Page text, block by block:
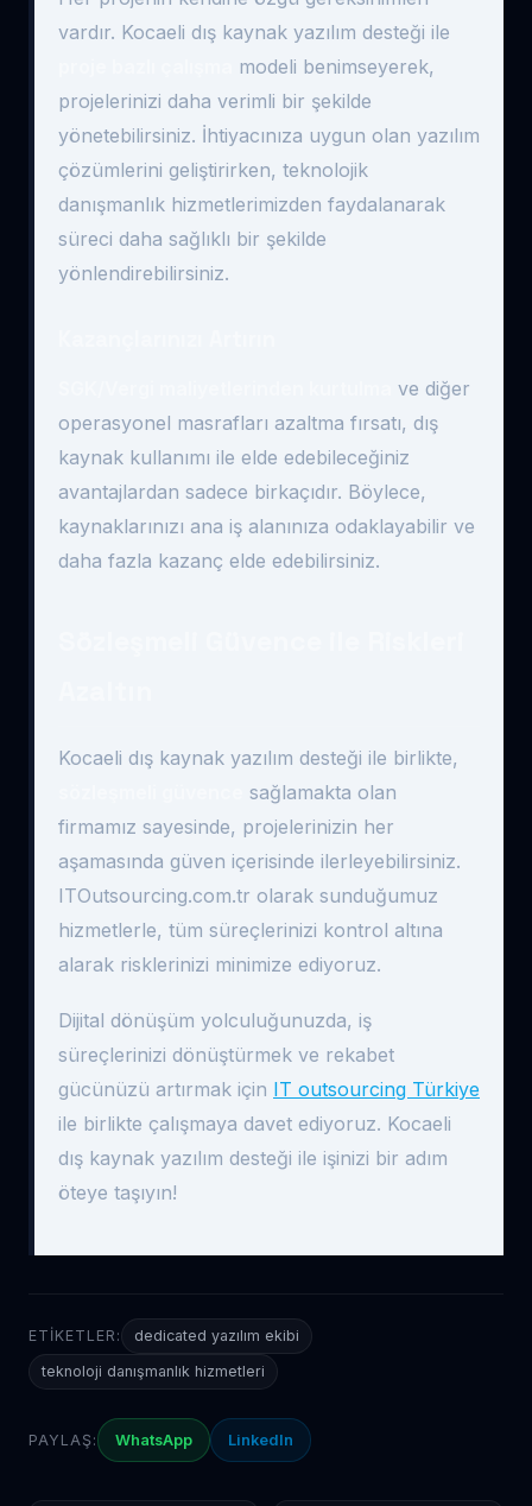
vardır. Kocaeli dış kaynak yazılım desteği ile
modeli benimseyerek,
projelerinizi daha verimli bir şekilde
yönetebilirsiniz. İhtiyacınıza uygun olan yazılım
çözümlerini geliştirirken, teknolojik
danışmanlık hizmetlerimizden faydalanarak
süreci daha sağlıklı bir şekilde
yönlendirebilirsiniz.
ve diğer
operasyonel masrafları azaltma fırsatı, dış
kaynak kullanımı ile elde edebileceğiniz
avantajlardan sadece birkaçıdır. Böylece,
kaynaklarınızı ana iş alanınıza odaklayabilir ve
daha fazla kazanç elde edebilirsiniz.
Kocaeli dış kaynak yazılım desteği ile birlikte,
sağlamakta olan
firmamız sayesinde, projelerinizin her
aşamasında güven içerisinde ilerleyebilirsiniz.
ITOutsourcing.com.tr olarak sunduğumuz
hizmetlerle, tüm süreçlerinizi kontrol altına
alarak risklerinizi minimize ediyoruz.
Dijital dönüşüm yolculuğunuzda, iş
süreçlerinizi dönüştürmek ve rekabet
gücünüzü artırmak için IT outsourcing Türkiye
ile birlikte çalışmaya davet ediyoruz. Kocaeli
dış kaynak yazılım desteği ile işinizi bir adım
öteye taşıyın!
ETIKETLER:
dedicated yazılım ekibi
teknoloji danışmanlık hizmetleri
PAYLAŞ: WhatsApp LinkedIn